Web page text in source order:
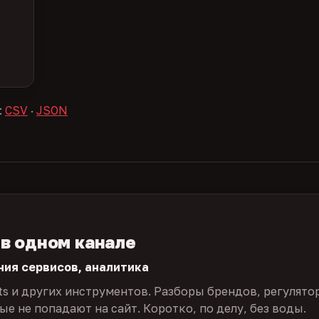
CSV · JSON
одном канале
сервисов, аналитика
и других инструментов. Разборы брендов,
не попадают на сайт. Коротко, по делу, без воды.